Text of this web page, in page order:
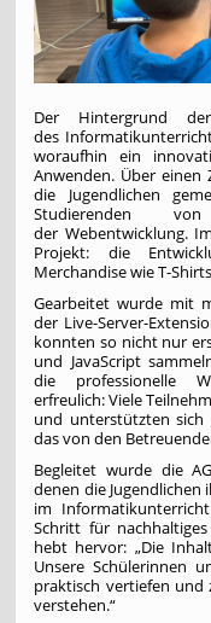
Der Hintergrund
des
woraufhin ein
Anwenden. Über
die Jugendlichen
Studierenden
der Webentwicklung.
Projekt: die
Merchandise wie T-
Gearbeitet wurde mit
der Live-Server-
konnten so nicht nur
und JavaScript
die professionelle
erfreulich: Viele
und unterstützten sich
das von den
Begleitet wurde die
denen die
im
Schritt für
hebt hervor: „Die
Unsere Schülerinnen
praktisch vertiefen und
verstehen.“